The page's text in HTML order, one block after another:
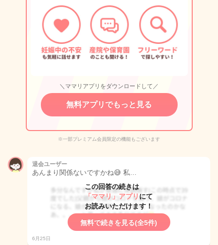
＼ママリアプリをダウンロードして／
無料アプリでもっと見る
※一部プレミアム会員限定の機能もございます
退会ユーザー
あんまり関係ないですかね😅 私…
この回答の続きは
「ママリ」アプリ にて
お読みいただけます！
無料で続きを見る(全5件)
6月25日